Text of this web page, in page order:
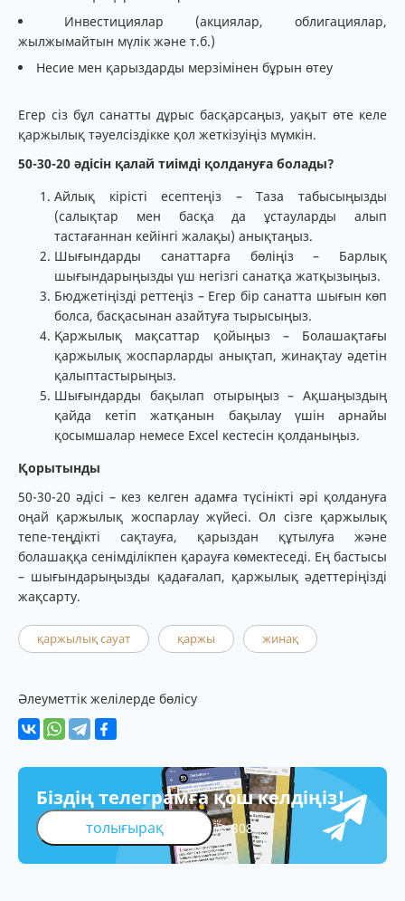
Инвестициялар (акциялар, облигациялар,
жылжымайтын мүлік және т.б.)
Несие мен қарыздарды мерзімінен бұрын өтеу
Егер сіз бұл санатты дұрыс басқарсаңыз, уақыт өте келе
қаржылық тәуелсіздікке қол жеткізуіңіз мүмкін.
50-30-20 әдісін қалай тиімді қолдануға болады?
Айлық кірісті есептеңіз – Таза табысыңызды
(салықтар мен басқа да ұстауларды алып
тастағаннан кейінгі жалақы) анықтаңыз.
Шығындарды санаттарға бөліңіз – Барлық
шығындарыңызды үш негізгі санатқа жатқызыңыз.
Бюджетіңізді реттеңіз – Егер бір санатта шығын көп
болса, басқасынан азайтуға тырысыңыз.
Қаржылық мақсаттар қойыңыз – Болашақтағы
қаржылық жоспарларды анықтап, жинақтау әдетін
қалыптастырыңыз.
Шығындарды бақылап отырыңыз – Ақшаңыздың
қайда кетіп жатқанын бақылау үшін арнайы
қосымшалар немесе Excel кестесін қолданыңыз.
Қорытынды
50-30-20 әдісі – кез келген адамға түсінікті әрі қолдануға
оңай қаржылық жоспарлау жүйесі. Ол сізге қаржылық
тепе-теңдікті сақтауға, қарыздан құтылуға және
болашаққа сенімділікпен қарауға көмектеседі. Ең бастысы
– шығындарыңызды қадағалап, қаржылық әдеттеріңізді
жақсарту.
қаржылық сауат қаржы жинақ
Әлеуметтік желілерде бөлісу
Біздің телеграмға қош келдіңіз!
толығырақ 308